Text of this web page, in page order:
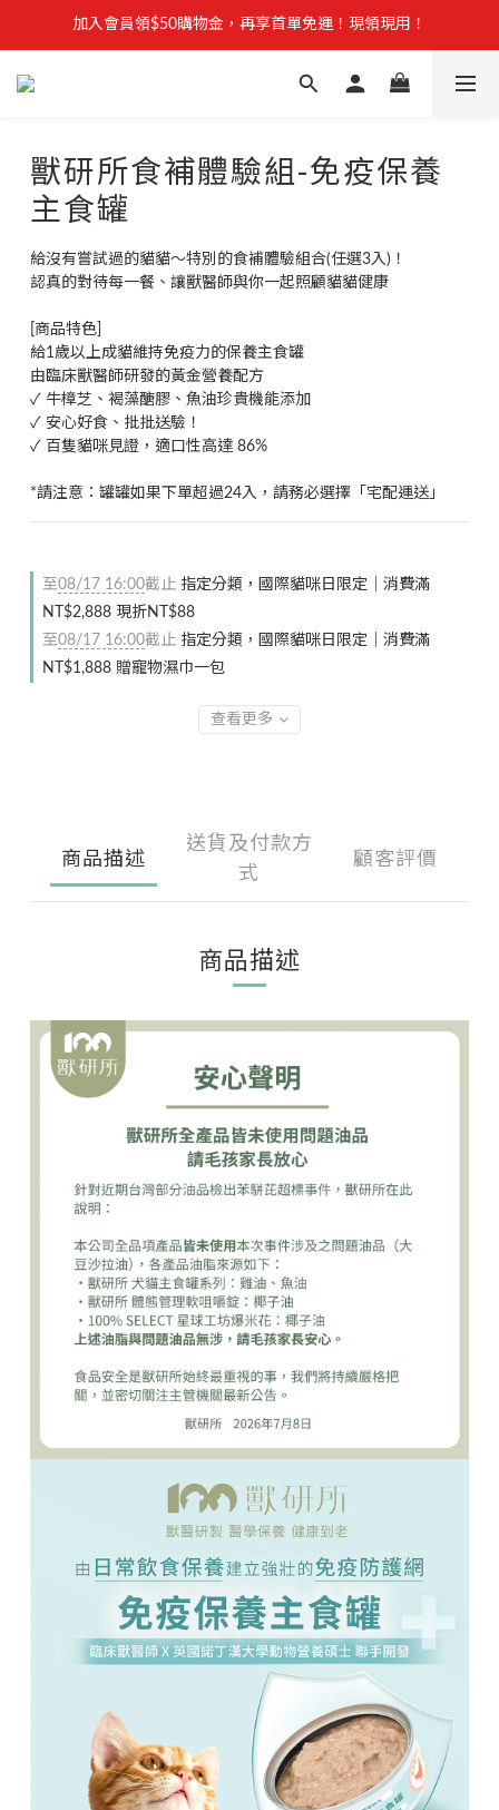
【安心聲明】 獸研所全品項未使用問題油品，點我看詳情 →
加入會員領$50購物金，再享首單免運！現領現用！
加入官方LINE，優惠不錯過！
獸研所食補體驗組-免疫保養
主食罐
給沒有嘗試過的貓貓～特別的食補體驗組合(任選3入)！
認真的對待每一餐、讓獸醫師與你一起照顧貓貓健康
[商品特色]
給1歲以上成貓維持免疫力的保養主食罐
由臨床獸醫師研發的黃金營養配方
✓ 牛樟芝、褐藻醣膠、魚油珍貴機能添加
✓ 安心好食、批批送驗！
✓ 百隻貓咪見證，適口性高達 86%
*請注意：罐罐如果下單超過24入，請務必選擇「宅配運送」
至08/17 16:00截止 指定分類，國際貓咪日限定｜消費滿
NT$2,888 現折NT$88
至08/17 16:00截止 指定分類，國際貓咪日限定｜消費滿
NT$1,888 贈寵物濕巾一包
查看更多
商品描述
送貨及付款方
式
顧客評價
商品描述